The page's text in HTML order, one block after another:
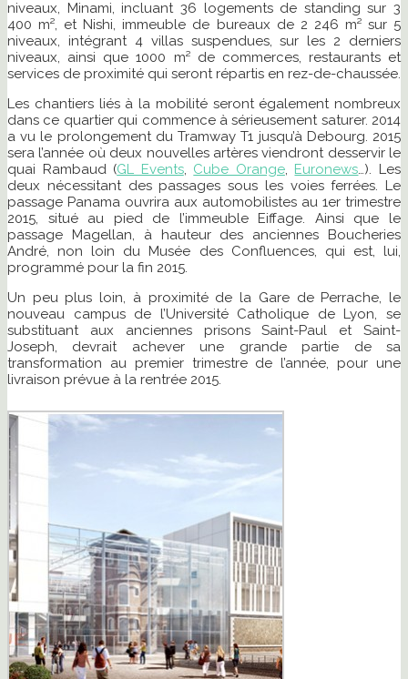
niveaux, Minami, incluant 36 logements de standing sur 3
400 m², et Nishi, immeuble de bureaux de 2 246 m² sur 5
niveaux, intégrant 4 villas suspendues, sur les 2 derniers
niveaux, ainsi que 1000 m² de commerces, restaurants et
services de proximité qui seront répartis en rez-de-chaussée.
Les chantiers liés à la mobilité seront également nombreux
dans ce quartier qui commence à sérieusement saturer. 2014
a vu le prolongement du Tramway T1 jusqu’à Debourg. 2015
sera l’année où deux nouvelles artères viendront desservir le
quai Rambaud (GL Events, Cube Orange, Euronews…). Les
deux nécessitant des passages sous les voies ferrées. Le
passage Panama ouvrira aux automobilistes au 1er trimestre
2015, situé au pied de l’immeuble Eiffage. Ainsi que le
passage Magellan, à hauteur des anciennes Boucheries
André, non loin du Musée des Confluences, qui est, lui,
programmé pour la fin 2015.
Un peu plus loin, à proximité de la Gare de Perrache, le
nouveau campus de l’Université Catholique de Lyon, se
substituant aux anciennes prisons Saint-Paul et Saint-
Joseph, devrait achever une grande partie de sa
transformation au premier trimestre de l’année, pour une
livraison prévue à la rentrée 2015.